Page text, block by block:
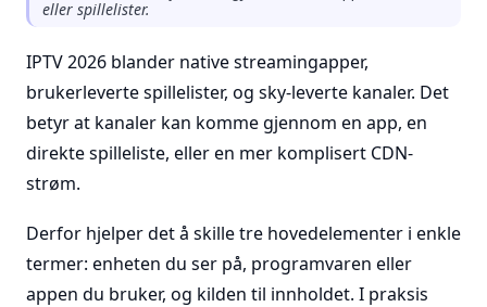
eller spillelister.
IPTV 2026 blander native streamingapper,
brukerleverte spillelister, og sky-leverte kanaler. Det
betyr at kanaler kan komme gjennom en app, en
direkte spilleliste, eller en mer komplisert CDN-
strøm.
Derfor hjelper det å skille tre hovedelementer i enkle
termer: enheten du ser på, programvaren eller
appen du bruker, og kilden til innholdet. I praksis